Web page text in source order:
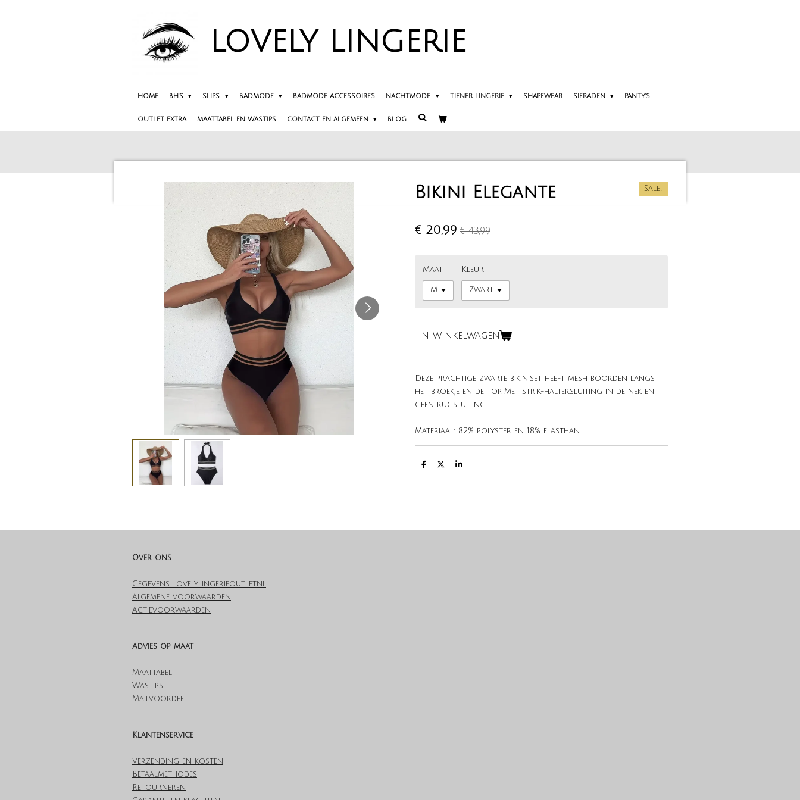
LOVELY LINGERIE
HOME BH'S SLIPS BADMODE BADMODE ACCESSOIRES NACHTMODE TIENER LINGERIE SHAPEWEAR SIERADEN PANTY'S
OUTLET EXTRA MAATTABEL EN WASTIPS CONTACT EN ALGEMEEN BLOG
Bikini Elegante Sale!
€ 20,99 € 43,99
Maat Kleur
In winkelwagen
Deze prachtige zwarte bikiniset heeft mesh boorden langs
het broekje en de top. Met strik-haltersluiting in de nek en
geen rugsluiting.
Materiaal: 82% polyster en 18% elasthan.
D
D
S
Over ons
Gegevens Lovelylingerieoutlet.nl
Algemene voorwaarden
Actievoorwaarden
Advies op maat
Maattabel
Wastips
Mailvoordeel
Klantenservice
Verzending en kosten
Betaalmethodes
Retourneren